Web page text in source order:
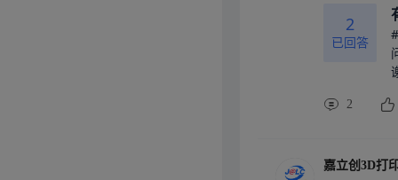
的软件！最
控制器外壳
岗位👉
60练逻辑
识点：抽壳
隙、止口结
2
已回答
2
嘉立创3D打